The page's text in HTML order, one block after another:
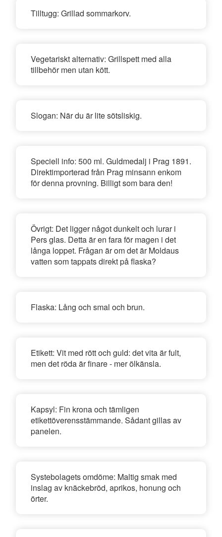
Tilltugg: Grillad sommarkorv.
Vegetariskt alternativ: Grillspett med alla
tillbehör men utan kött.
Slogan: När du är lite sötsliskig.
Speciell info: 500 ml. Guldmedalj i Prag 1891.
Direktimporterad från Prag minsann enkom
för denna provning. Billigt som bara den!
Övrigt: Det ligger något dunkelt och lurar i
Pers glas. Detta är en fara för magen i det
långa loppet. Frågan är om det är Moldaus
vatten som tappats direkt på flaska?
Flaska: Lång och smal och brun.
Etikett: Vit med rött och guld: det vita är fult,
men det röda är finare - mer ölkänsla.
Kapsyl: Fin krona och tämligen
etikettöverensstämmande. Sådant gillas av
panelen.
Systebolagets omdöme: Maltig smak med
inslag av knäckebröd, aprikos, honung och
örter.